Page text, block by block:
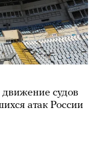
судов
атак России